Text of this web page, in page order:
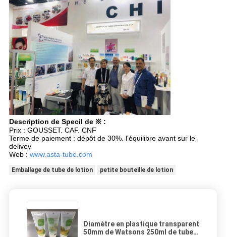
Description de Specil de ※ :
Prix : GOUSSET. CAF. CNF
Terme de paiement : dépôt de 30%. l'équilibre avant sur le
delivey
Web : www.asta-tube.com
Emballage de tube de lotion petite bouteille de lotion
Diamètre en plastique transparent
50mm de Watsons 250ml de tubes